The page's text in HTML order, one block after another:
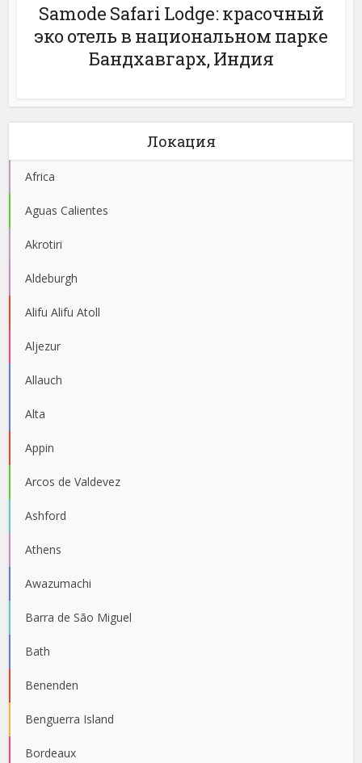
Samode Safari Lodge: красочный
эко отель в национальном парке
Бандхавгарх, Индия
Локация
Africa
Aguas Calientes
Akrotiri
Aldeburgh
Alifu Alifu Atoll
Aljezur
Allauch
Alta
Appin
Arcos de Valdevez
Ashford
Athens
Awazumachi
Barra de São Miguel
Bath
Benenden
Benguerra Island
Bordeaux